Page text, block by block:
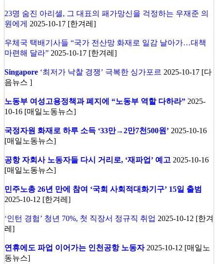
23명 숨진 아리셀, 그 대표의 패가망신을 걱정하는 우재준 의
원에게 2025-10-17 [한겨레]
우체국 택배기사들 “국가 전산망 화재로 일감 날아가…대책
마련해 달라” 2025-10-17 [한겨레]
Singapore ‘최저가 낙찰 경쟁’ 극복한 싱가포르 2025-10-17 [다
음뉴스 ]
노동부 여성고용정책과 폐지에 “노동부 역할 다하라” 2025-
10-16 [매일노동뉴스]
국정자원 화재로 하루 소득 ‘33만→2만7천500원’ 2025-10-16
[매일노동뉴스]
공항 자회사 노동자들 다시 거리로, ‘재파업’ 예고 2025-10-16
[매일노동뉴스]
민주노총 26년 만에 참여 ‘국회 사회적대화기구’ 15일 출범
2025-10-12 [한겨레]
‘인턴 경험’ 청년 70%, 첫 직장서 정규직 취업 2025-10-12 [한겨
레]
연휴에도 파업 이어가는 인천공항 노동자2025-10-12 [매일노
동뉴스]